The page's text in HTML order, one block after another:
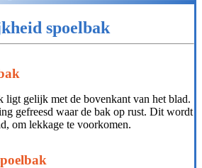
spoelbak
ligt gelijk met de bovenkant van het blad.
gefreesd waar de bak op rust. Dit wordt
om lekkage te voorkomen.